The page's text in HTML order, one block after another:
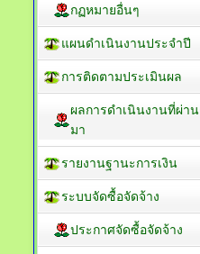
กฏหมายอื่นๆ
แผนดำเนินงานประจำปี
การติดตามประเมินผล
ผลการดำเนินงานที่ผ่าน
มา
รายงานฐานะการเงิน
ระบบจัดซื้อจัดจ้าง
ประกาศจัดซื้อจัดจ้าง